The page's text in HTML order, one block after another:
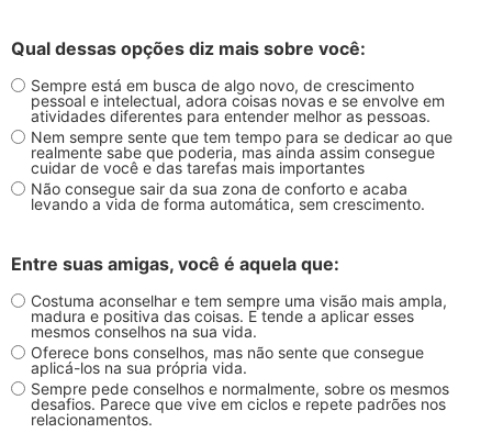
Qual dessas opções diz mais sobre você:
Sempre está em busca de algo novo, de crescimento
pessoal e intelectual, adora coisas novas e se envolve em
atividades diferentes para entender melhor as pessoas.
Nem sempre sente que tem tempo para se dedicar ao que
realmente sabe que poderia, mas ainda assim consegue
cuidar de você e das tarefas mais importantes
Não consegue sair da sua zona de conforto e acaba
levando a vida de forma automática, sem crescimento.
Entre suas amigas, você é aquela que:
Costuma aconselhar e tem sempre uma visão mais ampla,
madura e positiva das coisas. E tende a aplicar esses
mesmos conselhos na sua vida.
Oferece bons conselhos, mas não sente que consegue
aplicá-los na sua própria vida.
Sempre pede conselhos e normalmente, sobre os mesmos
desafios. Parece que vive em ciclos e repete padrões nos
relacionamentos.